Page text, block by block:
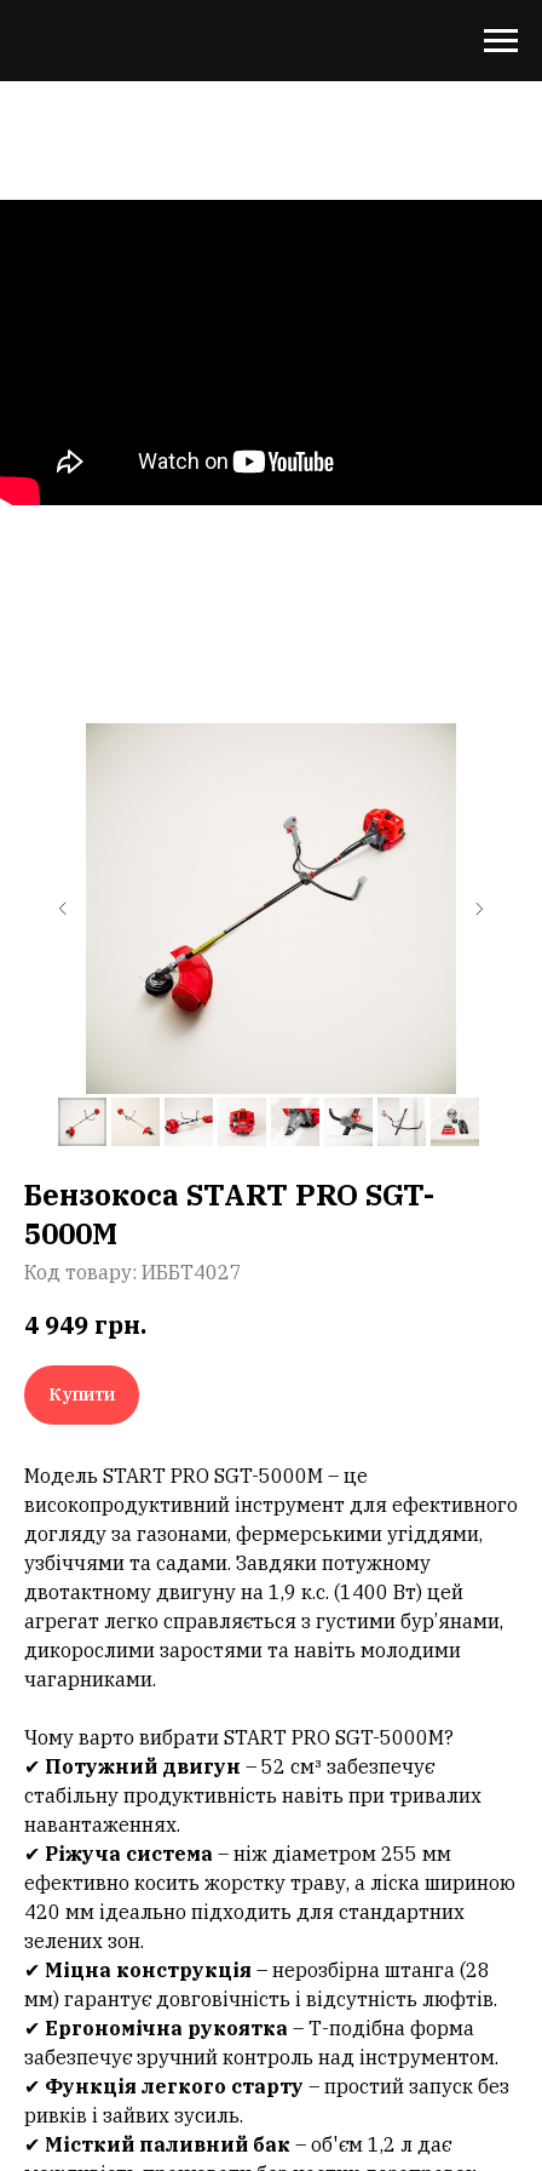
Бензокоса START PRO SGT-
5000M
Код товару: ИББТ4027
4 949 грн.
Купити
Модель START PRO SGT-5000M – це
високопродуктивний інструмент для ефективного
догляду за газонами, фермерськими угіддями,
узбіччями та садами. Завдяки потужному
двотактному двигуну на 1,9 к.с. (1400 Вт) цей
агрегат легко справляється з густими бур’янами,
дикорослими заростями та навіть молодими
чагарниками.
Чому варто вибрати START PRO SGT-5000M?
✔ Потужний двигун – 52 см³ забезпечує
стабільну продуктивність навіть при тривалих
навантаженнях.
✔ Ріжуча система – ніж діаметром 255 мм
ефективно косить жорстку траву, а ліска шириною
420 мм ідеально підходить для стандартних
зелених зон.
✔ Міцна конструкція – нерозбірна штанга (28
мм) гарантує довговічність і відсутність люфтів.
✔ Ергономічна рукоятка – Т-подібна форма
забезпечує зручний контроль над інструментом.
✔ Функція легкого старту – простий запуск без
ривків і зайвих зусиль.
✔ Місткий паливний бак – об'єм 1,2 л дає